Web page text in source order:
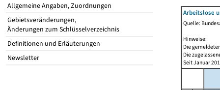
Allgemeine Angaben, Zuordnungen
Gebietsveränderungen,
Änderungen zum Schlüsselverzeichnis
Definitionen und Erläuterungen
Newsletter
Arbeitslose
Quelle:
Hinweise:
Die
Die
Seit Januar